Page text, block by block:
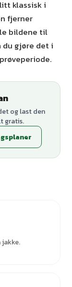
klassisk i
fjerner
bildene til
gjøre det i
og last den
gratis.